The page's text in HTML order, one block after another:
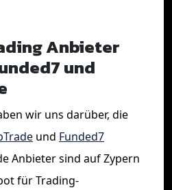
Anbieter
und
wir uns darüber, die
und Funded7
Anbieter sind auf Zypern
für Trading-